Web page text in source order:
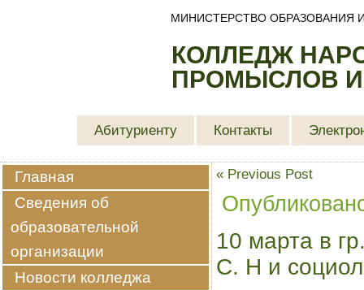
КОЛЛЕДЖ
ПРОМЫСЛОВ
МИНИСТЕРСТВО ОБРАЗОВАНИЯ
Абитуриенту Контакты
Главная
Сведения об
образовательной
организации
Новости колледжа
« Previous Post
10 марта в
С. Н и